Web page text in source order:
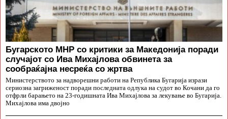
Бугарското МНР со критики за Македонија поради
случајот со Ива Михајлова обвинета за
сообраќајна несреќа со жртва
Министерството за надворешни работи на Република Бугарија изрази
сериозна загриженост поради последната одлука на судот во Кочани да го
отфрли барањето на 23-годишната Ива Михајлова за лекување во Бугарија.
Михајлова има двојно